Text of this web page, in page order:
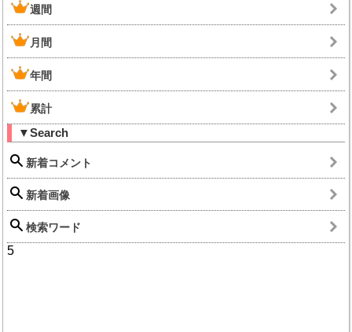
週間
月間
年間
累計
▼Search
新着コメント
新着画像
検索ワード
5